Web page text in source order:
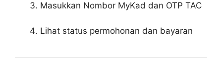
Masukkan Nombor MyKad dan OTP TAC
Lihat status permohonan dan bayaran